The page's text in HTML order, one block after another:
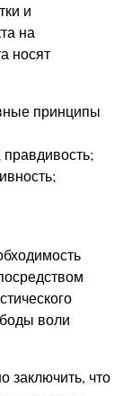
и
на
носят
принципы
правдивость;
воли
заключить, что